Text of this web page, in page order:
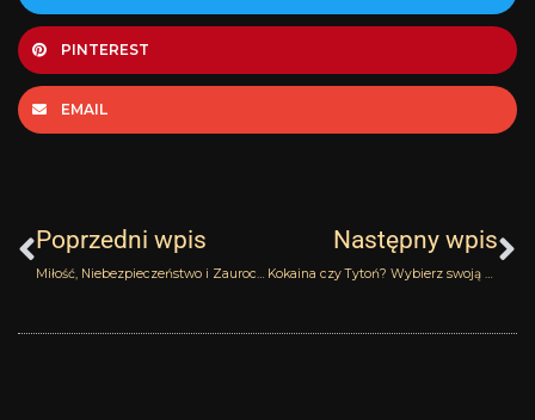
PINTEREST
EMAIL
Poprzedni wpis
Miłość, Niebezpieczeństwo i Zauroczenie – trzy nowe ekstrakty Olibere Parfums
Następny wpis
Kokaina czy Tytoń? Wybierz swoją używkę – Franck Boclet Cocaine i Tobacco